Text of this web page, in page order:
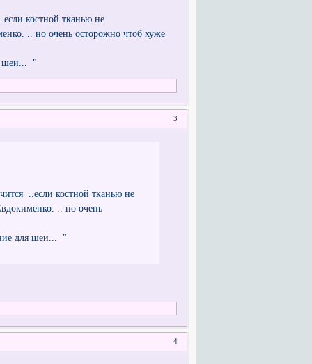
костной тканью не
.. но очень осторожно чтоб хуже
шеи... "
3
..если костной тканью не
.. но очень
для шеи... "
4